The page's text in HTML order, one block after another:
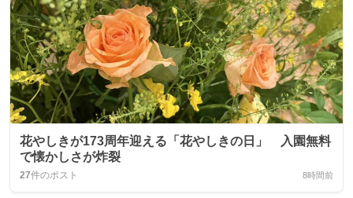
花やしきが173周年迎える「花やしきの日」 入園無料
で懐かしさが炸裂
27件のポスト 8時間前